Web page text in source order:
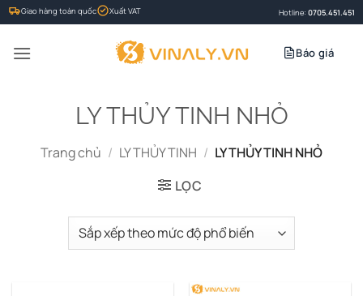
Bỏ
qua
nội
Giao hàng toàn quốc Xuất VAT Hotline: 0705.451.451
Báo giá
LY THỦY TINH NHỎ
Trang chủ / LY THỦY TINH / LY THỦY TINH NHỎ
LỌC